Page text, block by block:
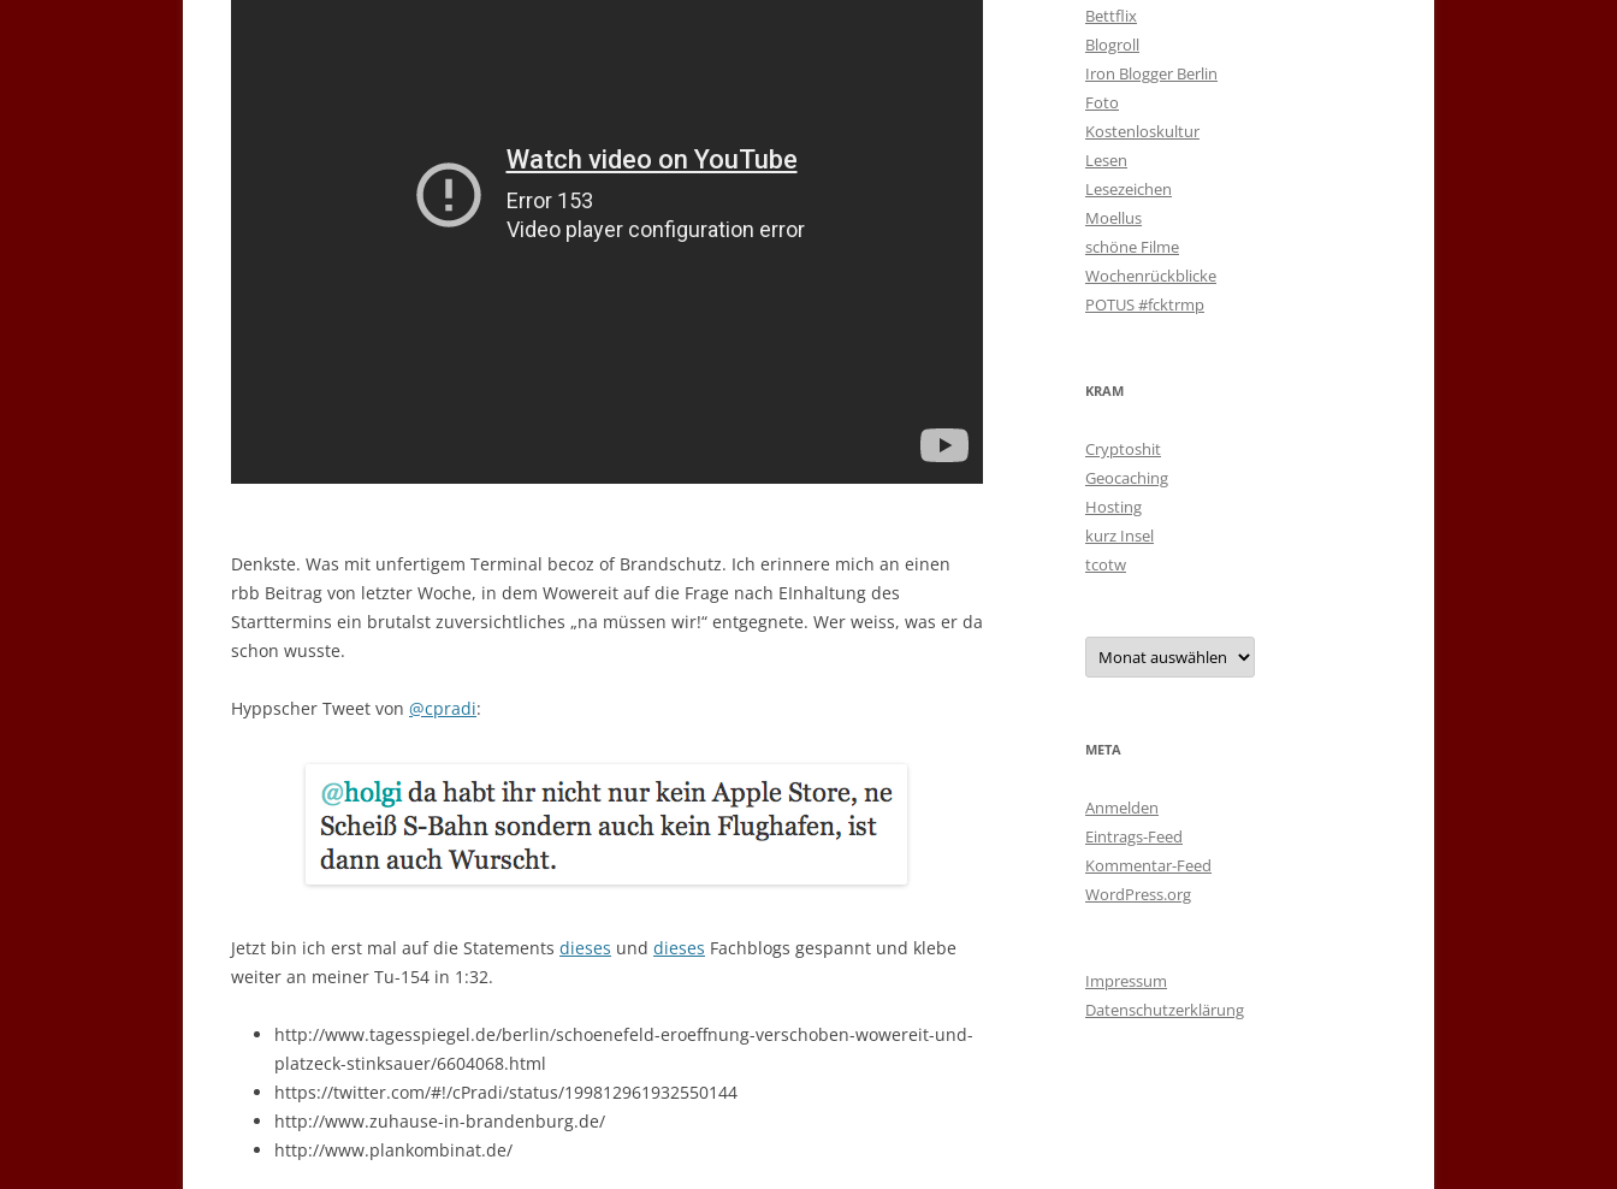
Denkste. Was mit unfertigem Terminal becoz of Brandschutz. Ich erinnere mich an einen
rbb Beitrag von letzter Woche, in dem Wowereit auf die Frage nach EInhaltung des
Starttermins ein brutalst zuversichtliches „na müssen wir!“ entgegnete. Wer weiss, was er da
schon wusste.
Hyppscher Tweet von @cpradi:
Jetzt bin ich erst mal auf die Statements dieses und dieses Fachblogs gespannt und klebe
weiter an meiner Tu-154 in 1:32.
http://www.tagesspiegel.de/berlin/schoenefeld-eroeffnung-verschoben-wowereit-und-
platzeck-stinksauer/6604068.html
https://twitter.com/#!/cPradi/status/199812961932550144
http://www.zuhause-in-brandenburg.de/
http://www.plankombinat.de/
Bettflix
Blogroll
Iron Blogger Berlin
Foto
Kostenloskultur
Lesen
Lesezeichen
Moellus
schöne Filme
Wochenrückblicke
POTUS #fcktrmp
KRAM
Cryptoshit
Geocaching
Hosting
kurz Insel
tcotw
Archiv
META
Anmelden
Eintrags-Feed
Kommentar-Feed
WordPress.org
Impressum
Datenschutzerklärung